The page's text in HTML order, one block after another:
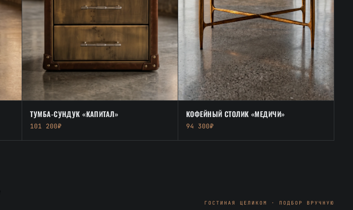
ТУМБА-СУНДУК «КАПИТАЛ»
101 200₽
КОФЕЙНЫЙ СТОЛИК «МЕДИЧИ»
94 300₽
ГОСТИНАЯ ЦЕЛИКОМ · ПОДБОР ВРУЧНУЮ